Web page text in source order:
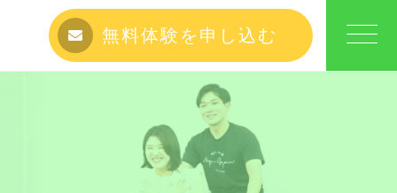
無料体験を申し込む